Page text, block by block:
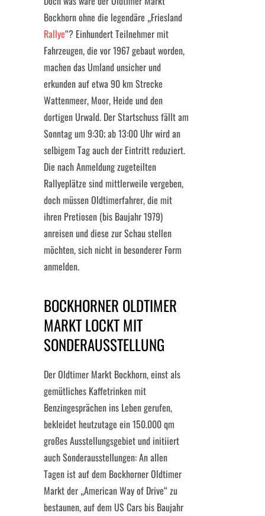
Bockhorn ohne die legendäre „Friesland
Rallye“? Einhundert Teilnehmer mit
Fahrzeugen, die vor 1967 gebaut worden,
machen das Umland unsicher und
erkunden auf etwa 90 km Strecke
Wattenmeer, Moor, Heide und den
dortigen Urwald. Der Startschuss fällt am
Sonntag um 9:30; ab 13:00 Uhr wird an
selbigem Tag auch der Eintritt reduziert.
Die nach Anmeldung zugeteilten
Rallyeplätze sind mittlerweile vergeben,
doch müssen Oldtimerfahrer, die mit
ihren Pretiosen (bis Baujahr 1979)
anreisen und diese zur Schau stellen
möchten, sich nicht in besonderer Form
anmelden.
BOCKHORNER OLDTIMER
MARKT LOCKT MIT
SONDERAUSSTELLUNG
Der Oldtimer Markt Bockhorn, einst als
gemütliches Kaffetrinken mit
Benzingesprächen ins Leben gerufen,
bekleidet heutzutage ein 150.000 qm
großes Ausstellungsgebiet und initiiert
auch Sonderausstellungen: An allen
Tagen ist auf dem Bockhorner Oldtimer
Markt der „American Way of Drive“ zu
bestaunen, auf dem US Cars bis Baujahr